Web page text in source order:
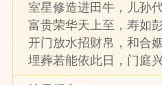
室星修造进田牛，儿孙
富贵荣华天上至，寿如
开门放水招财帛，和合
埋葬若能依此日，门庭